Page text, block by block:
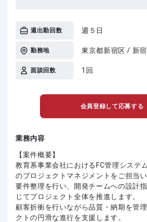
週出勤回数 週５日
勤務地 東京都新宿区 / 新宿
面談回数 1回
会員登録して応募する
業務内容
【案件概要】
教育系事業会社におけるFC管理システ
のプロジェクトマネジメントをご担当
要件整理を行い、開発チームへの設計
じてプロジェクト全体を推進します。
顧客折衝を行いながら品質・納期を管
クトの円滑な進行を支援します。